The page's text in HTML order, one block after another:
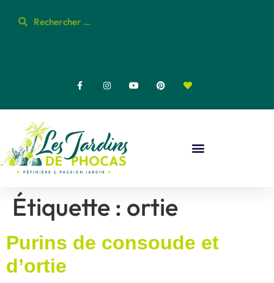
Étiquette : ortie
Purins de consoude et
d’ortie